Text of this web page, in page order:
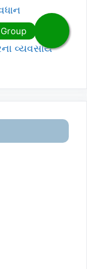
યોજના
વ્યવસાય